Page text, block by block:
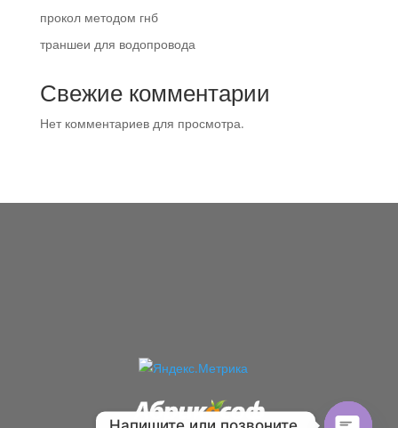
прокол методом гнб
траншеи для водопровода
Свежие комментарии
Нет комментариев для просмотра.